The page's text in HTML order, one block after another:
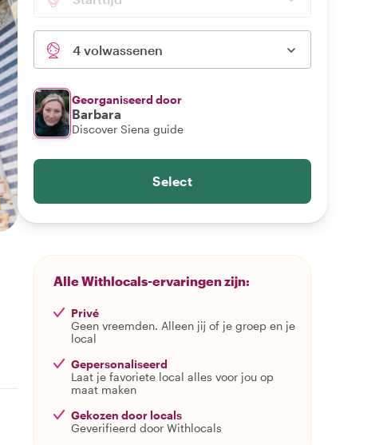
4 volwassenen
Georganiseerd door
Barbara
Discover Siena guide
Select
Alle Withlocals-ervaringen zijn:
Privé
Geen vreemden. Alleen jij of je groep en je
local
Gepersonaliseerd
Laat je favoriete local alles voor jou op
maat maken
Gekozen door locals
Geverifieerd door Withlocals